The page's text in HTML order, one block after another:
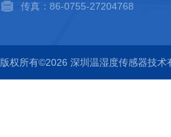
传真：86-0755-27204768
版权所有©2026 深圳温湿度传感器技